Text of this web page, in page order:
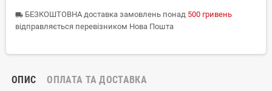
local_shipping БЕЗКОШТОВНА доставка замовлень понад 500 гривень
відправляється перевізником Нова Пошта
ОПИС
ОПЛАТА ТА ДОСТАВКА